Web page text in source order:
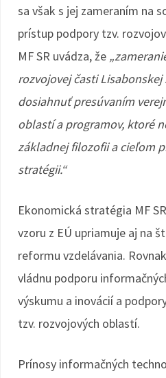
sa však s jej zameraním na
prístup podpory tzv.
MF SR uvádza, že
rozvojovej časti
dosiahnuť presúvaním
oblastí a programov, ktoré
základnej filozofii a cieľom
stratégii.“
Ekonomická stratégia MF
vzoru z EÚ upriamuje aj na
reformu vzdelávania.
vládnu podporu
výskumu a inovácií a
tzv. rozvojových oblastí.
Prínosy informačných